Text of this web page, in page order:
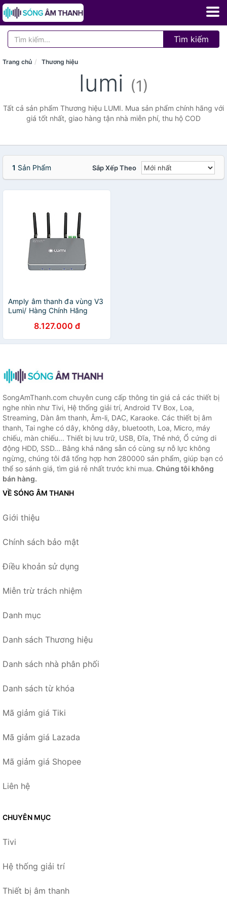
Tìm kiếm
Trang chủ Thương hiệu
lumi (1)
Tất cả sản phẩm Thương hiệu LUMI. Mua sản phẩm chính hãng với
giá tốt nhất, giao hàng tận nhà miễn phí, thu hộ COD
1 Sản Phẩm Sắp Xếp Theo
Amply âm thanh đa vùng V3
Lumi/ Hàng Chính Hãng
8.127.000 đ
SongAmThanh.com chuyên cung cấp thông tin giá cả các thiết bị
nghe nhìn như Tivi, Hệ thống giải trí, Android TV Box, Loa,
Streaming, Dàn âm thanh, Âm-li, DAC, Karaoke. Các thiết bị âm
thanh, Tai nghe có dây, không dây, bluetooth, Loa, Micro, máy
chiếu, màn chiếu... Thiết bị lưu trữ, USB, Đĩa, Thẻ nhớ, Ổ cứng di
động HDD, SSD... Bằng khả năng sẵn có cùng sự nỗ lực không
ngừng, chúng tôi đã tổng hợp hơn 280000 sản phẩm, giúp bạn có
thể so sánh giá, tìm giá rẻ nhất trước khi mua. Chúng tôi không
bán hàng.
VỀ SÓNG ÂM THANH
Giới thiệu
Chính sách bảo mật
Điều khoản sử dụng
Miễn trừ trách nhiệm
Danh mục
Danh sách Thương hiệu
Danh sách nhà phân phối
Danh sách từ khóa
Mã giảm giá Tiki
Mã giảm giá Lazada
Mã giảm giá Shopee
Liên hệ
CHUYÊN MỤC
Tivi
Hệ thống giải trí
Thiết bị âm thanh